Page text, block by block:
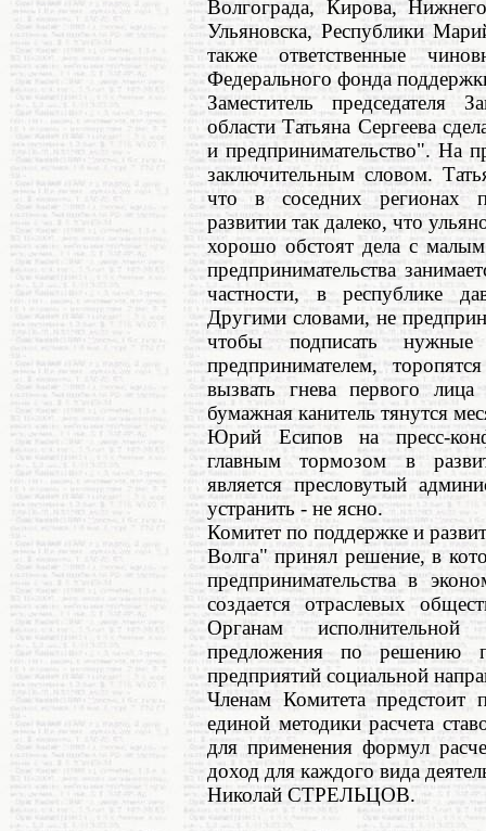
Волгограда, Кирова,
Ульяновска, Республики
также ответственные
Федерального фонда
Заместитель председателя
области Татьяна Сергеева
и предпринимательство". На
заключительным словом.
что в соседних регионах
развитии так далеко, что
хорошо обстоят дела с
предпринимательства
частности, в республике
Другими словами, не
чтобы подписать
предпринимателем,
вызвать гнева первого
бумажная канитель тянутся
Юрий Есипов на пресс-
главным тормозом в
является пресловутый
устранить - не ясно.
Комитет по поддержке и
Волга" принял решение, в
предпринимательства в
создается отраслевых
Органам исполнительной
предложения по решению
предприятий социальной
Членам Комитета предстоит
единой методики расчета
для применения формул
доход для каждого вида
Николай СТРЕЛЬЦОВ.